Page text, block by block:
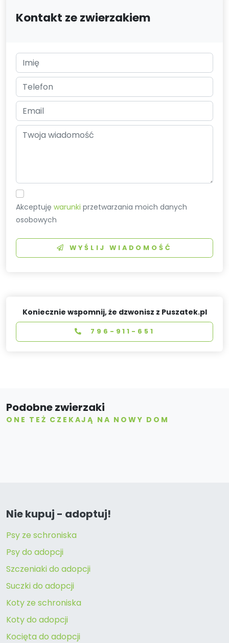
Kontakt ze zwierzakiem
Akceptujęwarunki przetwarzania moich danych
osobowych
WYŚLIJ WIADOMOŚĆ
Koniecznie wspomnij, że dzwonisz z Puszatek.pl
796-911-651
Podobne zwierzaki
ONE TEŻ CZEKAJĄ NA NOWY DOM
Nie kupuj - adoptuj!
Psy ze schroniska
Psy do adopcji
Szczeniaki do adopcji
Suczki do adopcji
Koty ze schroniska
Koty do adopcji
Kocięta do adopcji